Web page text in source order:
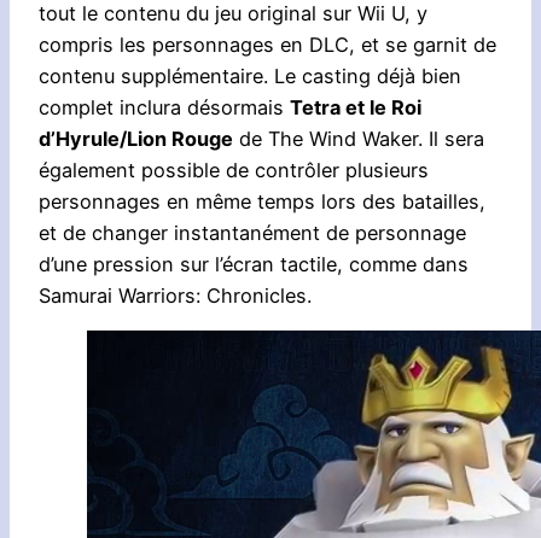
tout le contenu du jeu original sur Wii U, y
compris les personnages en DLC, et se garnit de
contenu supplémentaire. Le casting déjà bien
complet inclura désormais Tetra et le Roi
d’Hyrule/Lion Rouge de The Wind Waker. Il sera
également possible de contrôler plusieurs
personnages en même temps lors des batailles,
et de changer instantanément de personnage
d’une pression sur l’écran tactile, comme dans
Samurai Warriors: Chronicles.